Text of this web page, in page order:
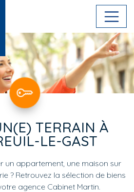
TERRAIN À
LE-GAST
un appartement, une maison sur
? Retrouvez la sélection de biens
agence Cabinet Martin.